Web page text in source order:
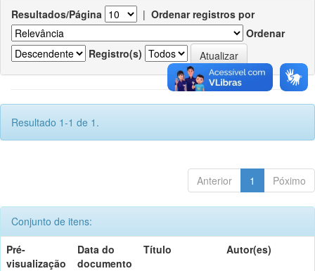
Resultados/Página | Ordenar registros por
Ordenar
Registro(s)
Resultado 1-1 de 1.
Anterior 1 Póximo
Conjunto de itens:
Pré-
visualização
Data do
documento
Título Autor(es)